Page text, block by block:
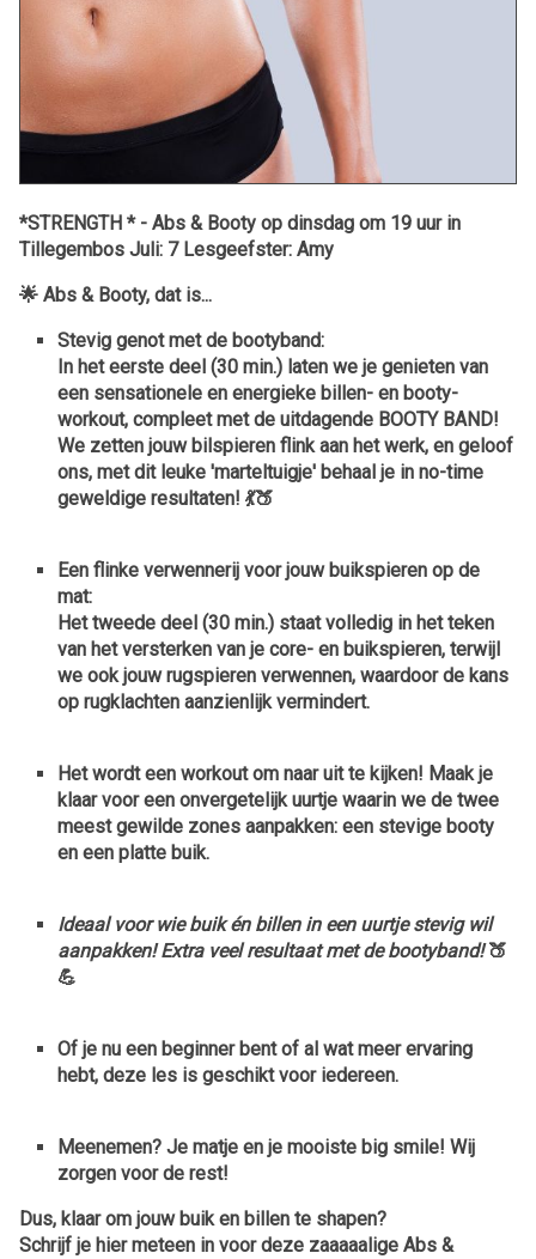
*STRENGTH * - Abs & Booty op dinsdag om 19 uur in
Tillegembos Juli: 7 Lesgeefster: Amy
🌟 Abs & Booty, dat is...
Stevig genot met de bootyband:
In het eerste deel (30 min.) laten we je genieten van
een sensationele en energieke billen- en booty-
workout, compleet met de uitdagende BOOTY BAND!
We zetten jouw bilspieren flink aan het werk, en geloof
ons, met dit leuke 'marteltuigje' behaal je in no-time
geweldige resultaten! 💃🍑
Een flinke verwennerij voor jouw buikspieren op de
mat:
Het tweede deel (30 min.) staat volledig in het teken
van het versterken van je core- en buikspieren, terwijl
we ook jouwrugspieren verwennen, waardoorde kans
op rugklachten aanzienlijk vermindert.
Het wordt een workout om naar uit te kijken! Maak je
klaar voor een onvergetelijk uurtje waarin we de twee
meest gewilde zones aanpakken: een stevige booty
en een platte buik.
Ideaal voor wie buik én billen in een uurtje stevig wil
aanpakken!Extra veel resultaat met de bootyband!🍑
💪
Of je nu een beginner bent of al wat meer ervaring
hebt, deze les is geschikt voor iedereen.
Meenemen? Je matje en je mooiste big smile! Wij
zorgen voor de rest!
Dus, klaar om jouw buik en billen te shapen?
Schrijf je hier meteen in voordeze zaaaaalige Abs &